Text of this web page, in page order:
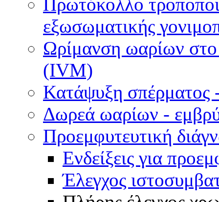
εξωσωματικής
Ωρίμανση ωαρίων
(IVM)
Κατάψυξη σπέρματος
Δωρεά ωαρίων -
Προεμφυτευτική
Ενδείξεις για
Έλεγχος